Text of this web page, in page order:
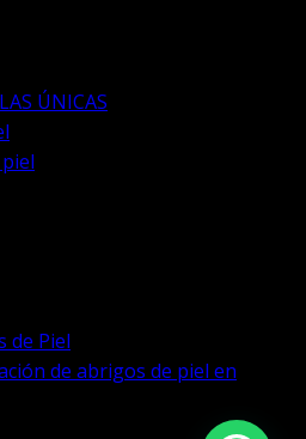
ÚNICAS
de Piel
de abrigos de piel en